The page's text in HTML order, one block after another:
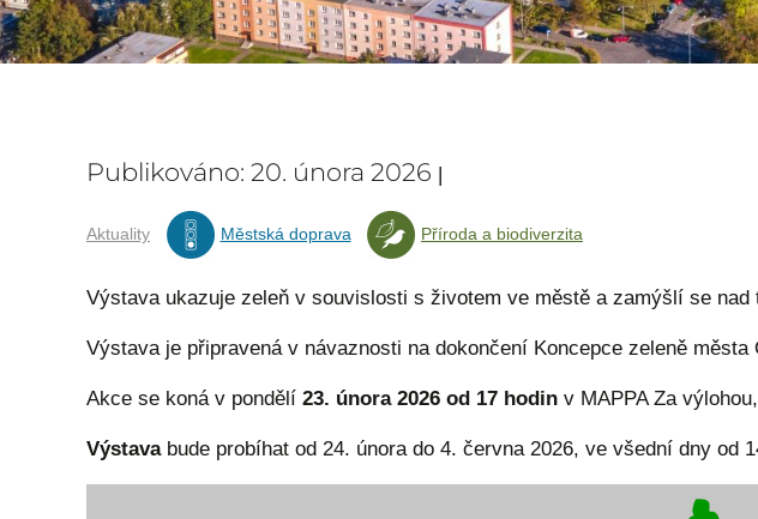
Publikováno: 20. února 2026 |
Aktuality Městská doprava Příroda a biodiverzita
Výstava ukazuje zeleň v souvislosti s životem ve městě a zamýšlí se
Výstava je připravená v návaznosti na dokončení Koncepce zeleně
Akce se koná v pondělí 23. února 2026 od 17 hodin v MAPPA Za
Výstavabude probíhat od 24. února do 4. června 2026, ve všední dny od